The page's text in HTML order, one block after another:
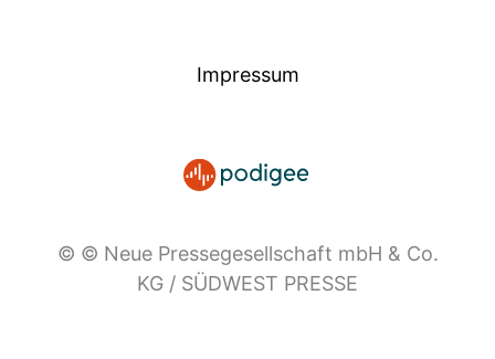
Impressum
© © Neue Pressegesellschaft mbH & Co.
KG / SÜDWEST PRESSE